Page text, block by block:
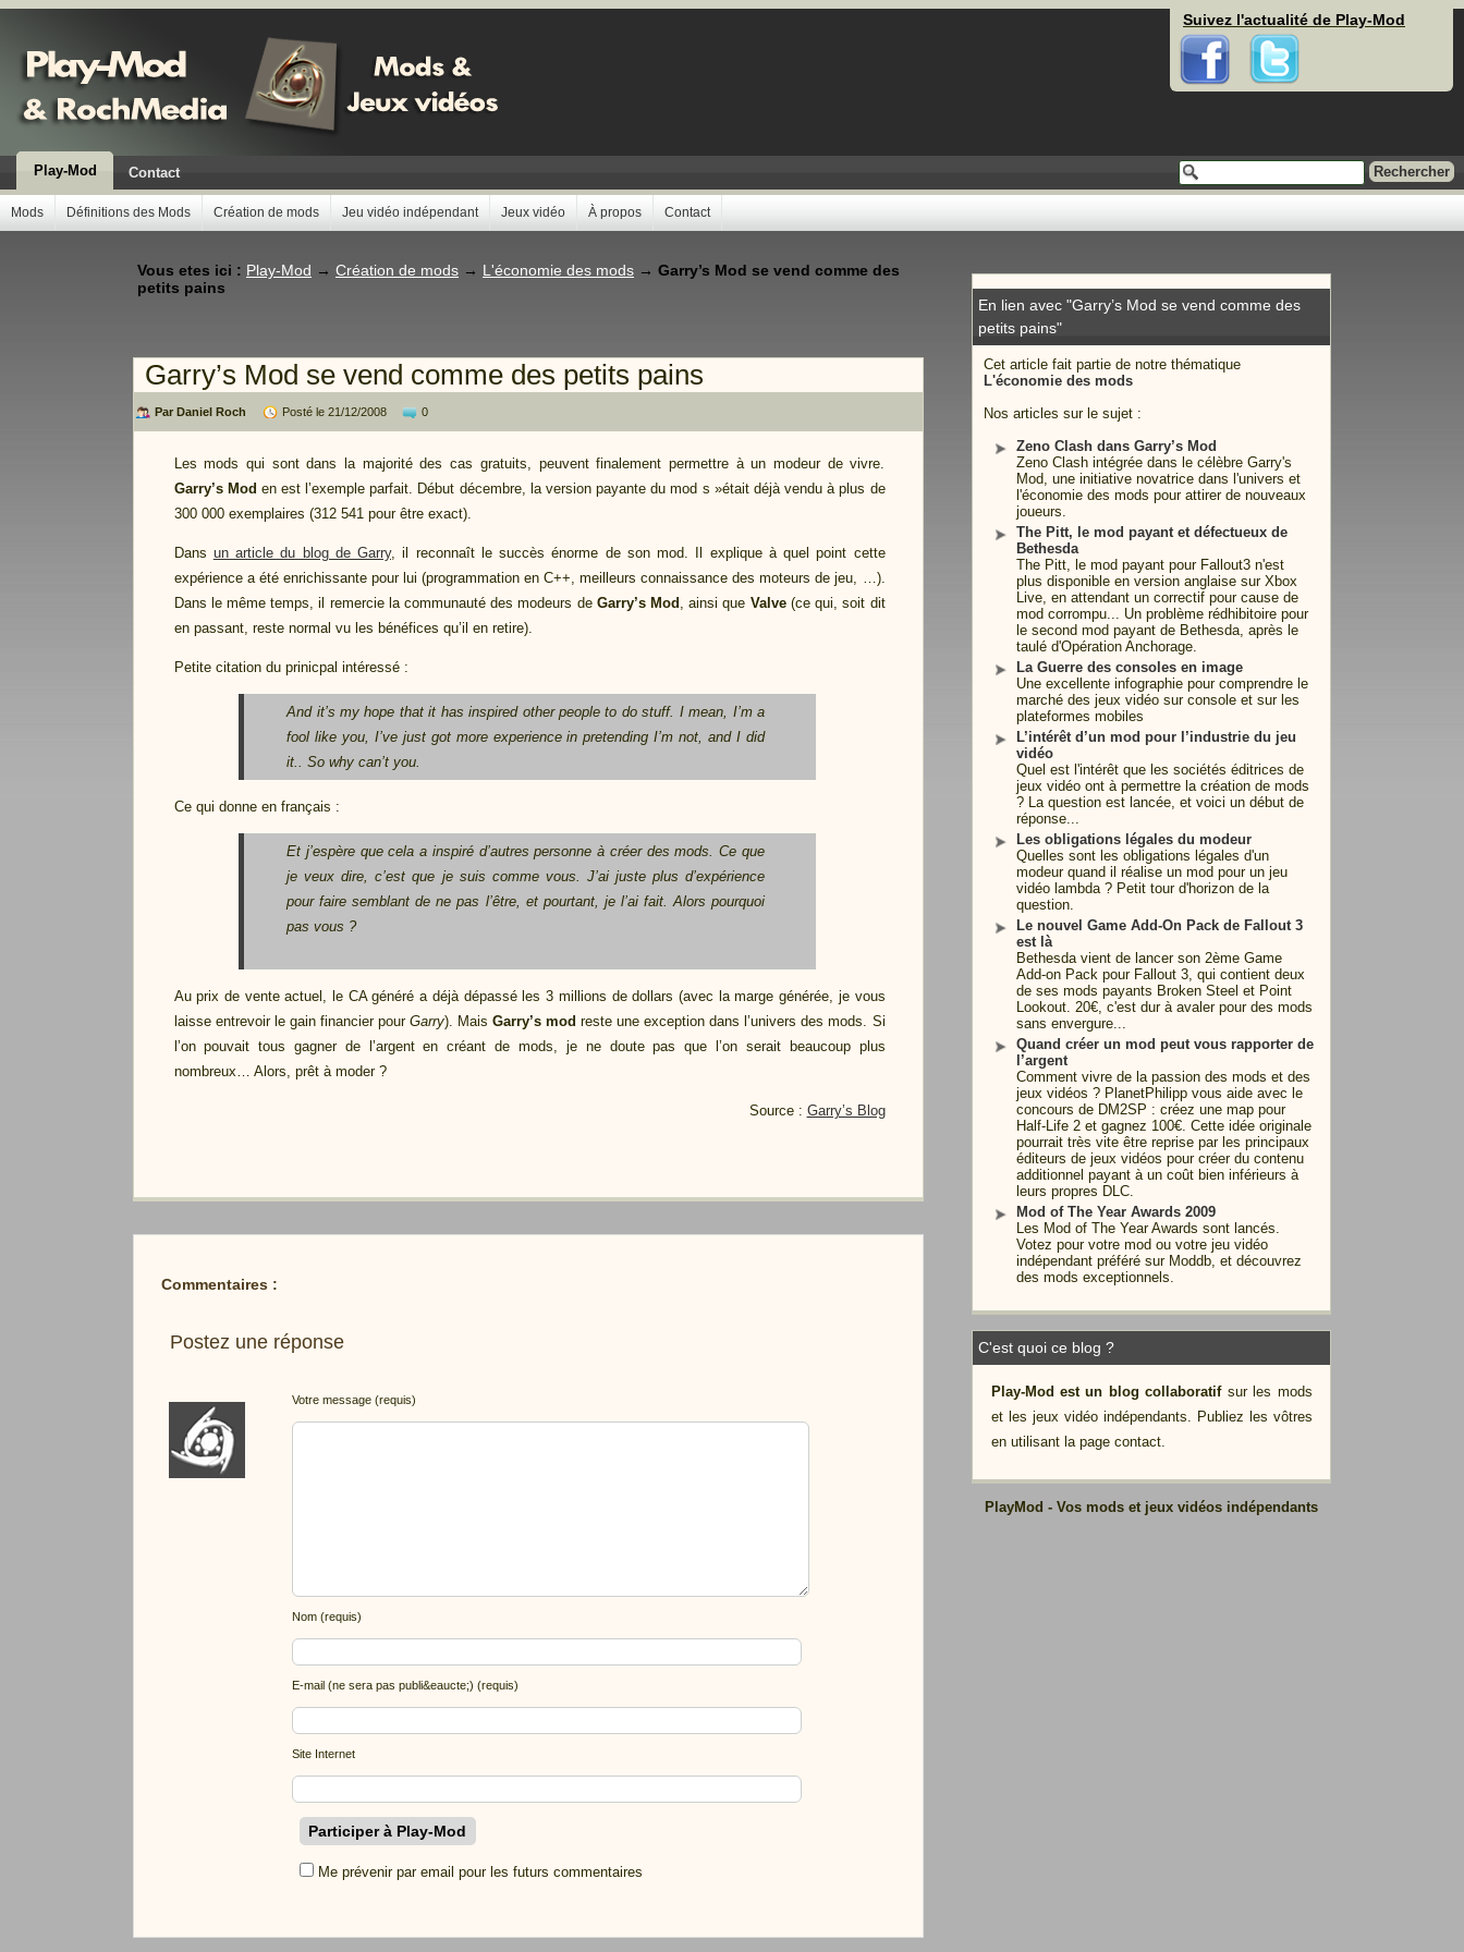
Suivez l'actualité de Play-Mod
Facebook Twitter
Play-Mod Contact
Mods Définitions des Mods Création de mods Jeu vidéo indépendant Jeux vidéo À propos Contact
Vous etes ici : Play-Mod → Création de mods → L'économie des mods → Garry’s Mod se vend comme des
petits pains
Garry’s Mod se vend comme des petits pains
Par Daniel Roch Posté le 21/12/2008 0
Les mods qui sont dans la majorité des cas gratuits, peuvent finalement permettre à un modeur de vivre.
Garry’s Mod en est l’exemple parfait. Début décembre, la version payante du mod s »était déjà vendu à plus de
300 000 exemplaires (312 541 pour être exact).
Dans un article du blog de Garry, il reconnaît le succès énorme de son mod. Il explique à quel point cette
expérience a été enrichissante pour lui (programmation en C++, meilleurs connaissance des moteurs de jeu, …).
Dans le même temps, il remercie la communauté des modeurs deGarry’s Mod , ainsi que Valve(ce qui, soit dit
en passant, reste normal vu les bénéfices qu’il en retire).
Petite citation du prinicpal intéressé :
And it’s my hope that it has inspired other people to do stuff. I mean, I’m a
fool like you, I’ve just got more experience in pretending I’m not, and I did
it.. So why can’t you.
Ce qui donne en français :
Et j’espère que cela a inspiré d’autres personne à créer des mods. Ce que
je veux dire, c’est que je suis comme vous. J’ai juste plus d’expérience
pour faire semblant de ne pas l’être, et pourtant, je l’ai fait. Alors pourquoi
pas vous ?
Au prix de vente actuel, le CA généré a déjà dépassé les 3 millions de dollars (avec la marge générée, je vous
laisse entrevoir le gain financier pour Garry). Mais Garry’s mod reste une exception dans l’univers des mods. Si
l’on pouvait tous gagner de l’argent en créant de mods, je ne doute pas que l’on serait beaucoup plus
nombreux… Alors, prêt à moder ?
Source : Garry’s Blog
Commentaires :
Postez une réponse
Votre message (requis)
Nom (requis)
E-mail (ne sera pas publi&eaucte;) (requis)
Site Internet
Me prévenir par email pour les futurs commentaires
En lien avec "Garry’s Mod se vend comme des
petits pains"
Cet article fait partie de notre thématique
L'économie des mods
Nos articles sur le sujet :
Zeno Clash dans Garry’s Mod
Zeno Clash intégrée dans le célèbre Garry's
Mod, une initiative novatrice dans l'univers et
l'économie des mods pour attirer de nouveaux
joueurs.
The Pitt, le mod payant et défectueux de
Bethesda
The Pitt, le mod payant pour Fallout3 n'est
plus disponible en version anglaise sur Xbox
Live, en attendant un correctif pour cause de
mod corrompu... Un problème rédhibitoire pour
le second mod payant de Bethesda, après le
taulé d'Opération Anchorage.
La Guerre des consoles en image
Une excellente infographie pour comprendre le
marché des jeux vidéo sur console et sur les
plateformes mobiles
L’intérêt d’un mod pour l’industrie du jeu
vidéo
Quel est l'intérêt que les sociétés éditrices de
jeux vidéo ont à permettre la création de mods
? La question est lancée, et voici un début de
réponse...
Les obligations légales du modeur
Quelles sont les obligations légales d'un
modeur quand il réalise un mod pour un jeu
vidéo lambda ? Petit tour d'horizon de la
question.
Le nouvel Game Add-On Pack de Fallout 3
est là
Bethesda vient de lancer son 2ème Game
Add-on Pack pour Fallout 3, qui contient deux
de ses mods payants Broken Steel et Point
Lookout. 20€, c'est dur à avaler pour des mods
sans envergure...
Quand créer un mod peut vous rapporter de
l’argent
Comment vivre de la passion des mods et des
jeux vidéos ? PlanetPhilipp vous aide avec le
concours de DM2SP : créez une map pour
Half-Life 2 et gagnez 100€. Cette idée originale
pourrait très vite être reprise par les principaux
éditeurs de jeux vidéos pour créer du contenu
additionnel payant à un coût bien inférieurs à
leurs propres DLC.
Mod of The Year Awards 2009
Les Mod of The Year Awards sont lancés.
Votez pour votre mod ou votre jeu vidéo
indépendant préféré sur Moddb, et découvrez
des mods exceptionnels.
C'est quoi ce blog ?
Play-Mod est un blog collaboratifsur les mods
et les jeux vidéo indépendants. Publiez les vôtres
en utilisant la page contact.
PlayMod - Vos mods et jeux vidéos indépendants